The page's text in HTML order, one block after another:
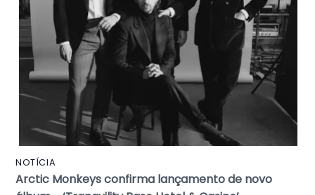
NOTÍCIA
Arctic Monkeys confirma lançamento de novo